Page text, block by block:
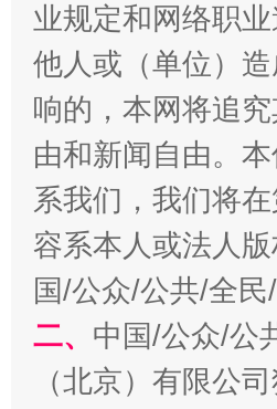
“刷贴”乱象丛生
揭批美国五大"原罪"
业规定和网络职
他人或（单位）
响的，本网将追
由和新闻自由。
系我们，我们将
容系本人或法人
国/公众/公共/全
二、 中国/公众/公
（北京）有限公